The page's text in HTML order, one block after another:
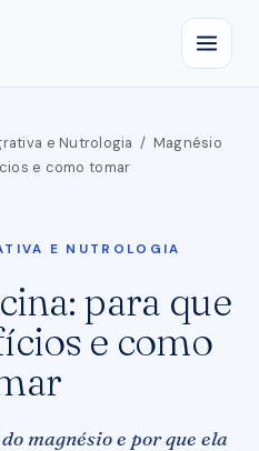
e Nutrologia / Magnésio
e como tomar
E NUTROLOGIA
para que
e como
magnésio e por que ela